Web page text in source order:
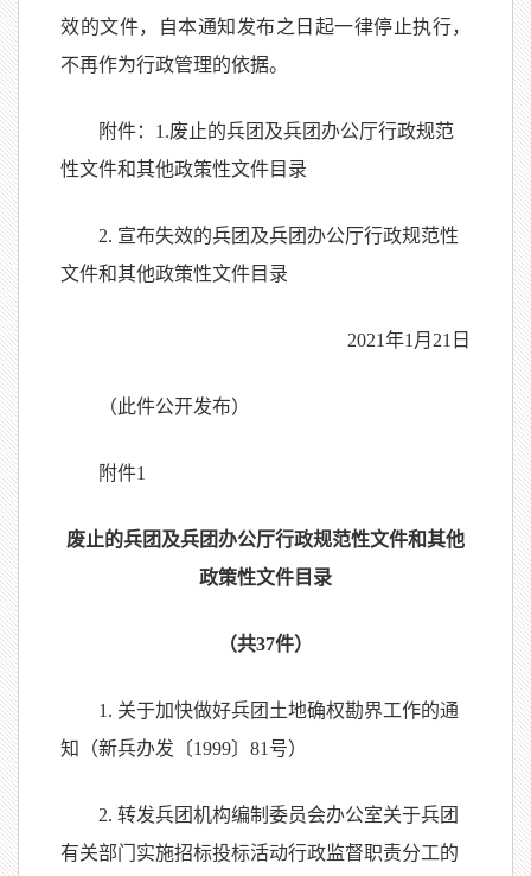
效的文件，自本通知发布之日起一律停止执行，
不再作为行政管理的依据。
附件：1.废止的兵团及兵团办公厅行政规范
性文件和其他政策性文件目录
2. 宣布失效的兵团及兵团办公厅行政规范性
文件和其他政策性文件目录
2021年1月21日
（此件公开发布）
附件1
废止的兵团及兵团办公厅行政规范性文件和其他
政策性文件目录
（共37件）
1. 关于加快做好兵团土地确权勘界工作的通
知（新兵办发〔1999〕81号）
2. 转发兵团机构编制委员会办公室关于兵团
有关部门实施招标投标活动行政监督职责分工的